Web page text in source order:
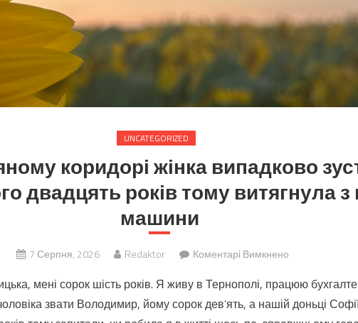
UNCATEGORIZED
коридорі жінка випадково
двадцять років тому витягнула
машини
7 Серпня, 2026 Redaktor Коментарі Вимкненодо
лікарняному
коридорі
мені сорок шість років. Я живу в Тернополі, працюю
звати Володимир, йому сорок дев’ять, а нашій доньці